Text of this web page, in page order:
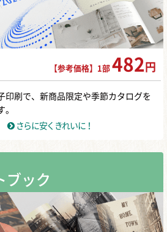
【参考価格】1部 482 円
印刷で、新商品限定や季節カタログを
。
さらに安くきれいに！
ブック